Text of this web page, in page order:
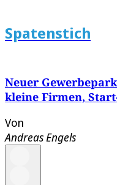
Spatenstich
Neuer
kleine Firmen,
Von
Andreas Engels